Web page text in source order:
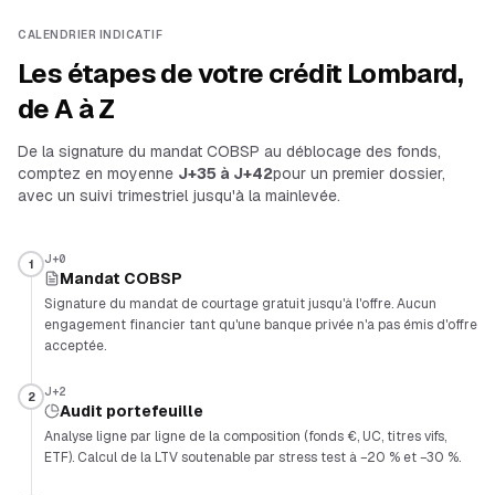
CALENDRIER INDICATIF
Les étapes de votre crédit Lombard,
de A à Z
De la signature du mandat COBSP au déblocage des fonds,
comptez en moyenne J+35 à J+42pour un premier dossier,
avec un suivi trimestriel jusqu'à la mainlevée.
1 J+0
Mandat COBSP
Signature du mandat de courtage gratuit jusqu'à l'offre. Aucun
engagement financier tant qu'une banque privée n'a pas émis d'offre
acceptée.
2 J+2
Audit portefeuille
Analyse ligne par ligne de la composition (fonds €, UC, titres vifs,
ETF). Calcul de la LTV soutenable par stress test à −20 % et −30 %.